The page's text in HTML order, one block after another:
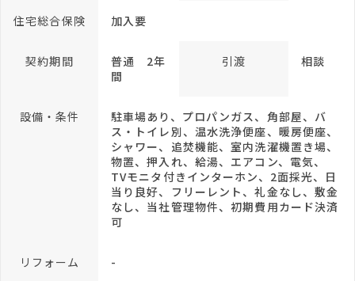
住宅総合保険 加入要
契約期間
普通 2年
間
引渡 相談
設備・条件
駐車場あり、プロパンガス、角部屋、バ
ス・トイレ別、温水洗浄便座、暖房便座、
シャワー、追焚機能、室内洗濯機置き場、
物置、押入れ、給湯、エアコン、電気、
TVモニタ付きインターホン、2面採光、日
当り良好、フリーレント、礼金なし、敷金
なし、当社管理物件、初期費用カード決済
可
リフォーム -